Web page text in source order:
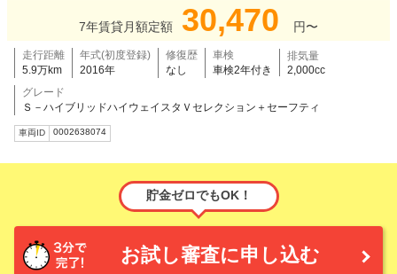
7年賃貸月額定額 30,470 円〜
走行距離
5.9万km
年式(初度登録)
2016年
修復歴
なし
車検
車検2年付き
排気量
2,000cc
グレード
Ｓ－ハイブリッドハイウェイスタＶセレクション＋セーフティ
車両ID 0002638074
貯金ゼロでもOK！
お試し審査に申し込む